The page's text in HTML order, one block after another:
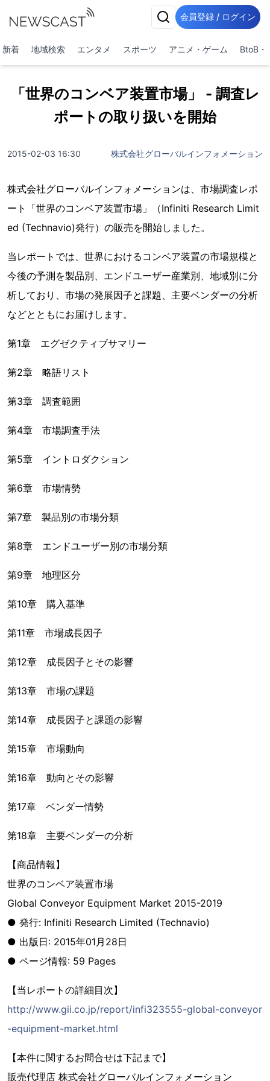
会員登録 / ログイン
新着 地域検索 エンタメ スポーツ アニメ・ゲーム BtoB・
「世界のコンベア装置市場」 - 調査レ
ポートの取り扱いを開始
2015-02-03 16:30 株式会社グローバルインフォメーション
株式会社グローバルインフォメーションは、市場調査レポ
ート「世界のコンベア装置市場」（Infiniti Research Limit
ed (Technavio)発行）の販売を開始しました。
当レポートでは、世界におけるコンベア装置の市場規模と
今後の予測を製品別、エンドユーザー産業別、地域別に分
析しており、市場の発展因子と課題、主要ベンダーの分析
などとともにお届けします。
第1章 エグゼクティブサマリー
第2章 略語リスト
第3章 調査範囲
第4章 市場調査手法
第5章 イントロダクション
第6章 市場情勢
第7章 製品別の市場分類
第8章 エンドユーザー別の市場分類
第9章 地理区分
第10章 購入基準
第11章 市場成長因子
第12章 成長因子とその影響
第13章 市場の課題
第14章 成長因子と課題の影響
第15章 市場動向
第16章 動向とその影響
第17章 ベンダー情勢
第18章 主要ベンダーの分析
【商品情報】
世界のコンベア装置市場
Global Conveyor Equipment Market 2015-2019
● 発行: Infiniti Research Limited (Technavio)
● 出版日: 2015年01月28日
● ページ情報: 59 Pages
【当レポートの詳細目次】
http://www.gii.co.jp/report/infi323555-global-conveyor
-equipment-market.html
【本件に関するお問合せは下記まで】
販売代理店 株式会社グローバルインフォメーション